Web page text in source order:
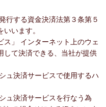
行する資金決済法第３条第５
います。
ス」 インターネット上のウェ
して決済できる、当社が提供
ュ決済サービスで使用するハ
ュ決済サービスを行なう為